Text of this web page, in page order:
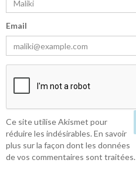
Email
Ce site utilise Akismet pour
réduire les indésirables.En savoir
plus sur la façon dont les données
de vos commentaires sont traitées.